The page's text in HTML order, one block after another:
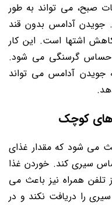
صبح، می تواند به طور
جویدن آدامس بدون قند
اشتها است. این کار
گرسنگی می شود.
جویدن آدامس می تواند
های کوچک
می شود که مقدار غذای
سیری کند. خوردن غذا
تلفن همراه نیز باعث می
را دریافت نکند و در